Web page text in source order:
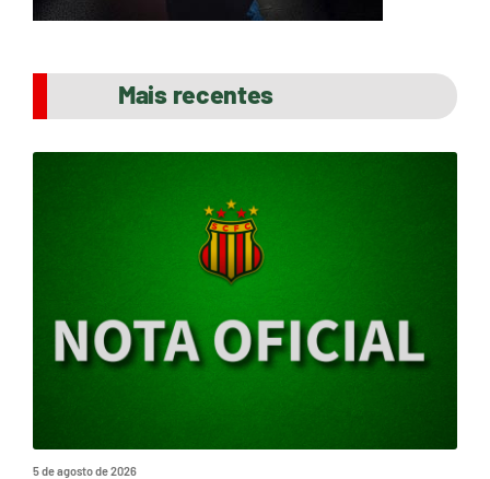
Mais recentes
5 de agosto de 2026